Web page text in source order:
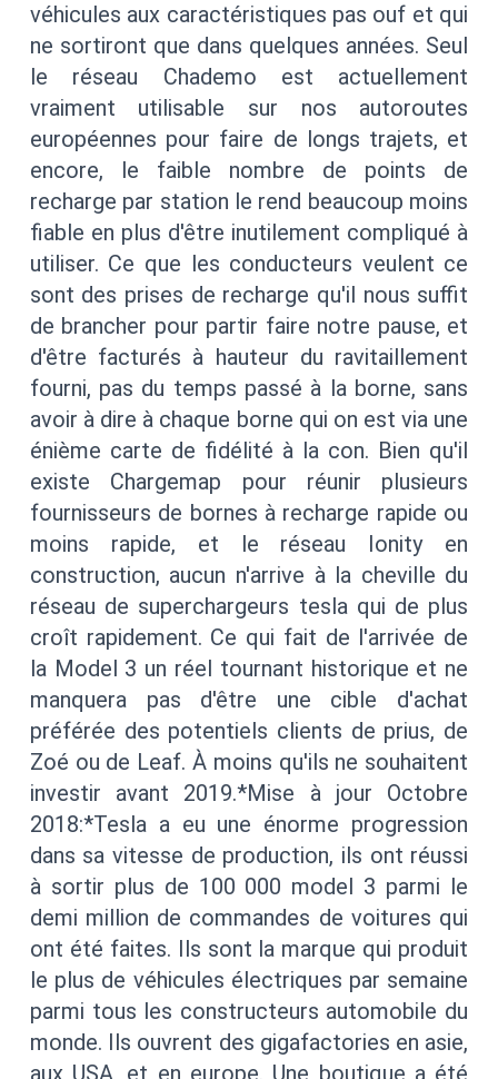
véhicules aux caractéristiques pas ouf et qui
ne sortiront que dans quelques années. Seul
le réseau Chademo est actuellement
vraiment utilisable sur nos autoroutes
européennes pour faire de longs trajets, et
encore, le faible nombre de points de
recharge par station le rend beaucoup moins
fiable en plus d'être inutilement compliqué à
utiliser. Ce que les conducteurs veulent ce
sont des prises de recharge qu'il nous suffit
de brancher pour partir faire notre pause, et
d'être facturés à hauteur du ravitaillement
fourni, pas du temps passé à la borne, sans
avoir à dire à chaque borne qui on est via une
énième carte de fidélité à la con. Bien qu'il
existe Chargemap pour réunir plusieurs
fournisseurs de bornes à recharge rapide ou
moins rapide, et le réseau Ionity en
construction, aucun n'arrive à la cheville du
réseau de superchargeurs tesla qui de plus
croît rapidement. Ce qui fait de l'arrivée de
la Model 3 un réel tournant historique et ne
manquera pas d'être une cible d'achat
préférée des potentiels clients de prius, de
Zoé ou de Leaf. À moins qu'ils ne souhaitent
investir avant 2019.*Mise à jour Octobre
2018:*Tesla a eu une énorme progression
dans sa vitesse de production, ils ont réussi
à sortir plus de 100 000 model 3 parmi le
demi million de commandes de voitures qui
ont été faites. Ils sont la marque qui produit
le plus de véhicules électriques par semaine
parmi tous les constructeurs automobile du
monde. Ils ouvrent des gigafactories en asie,
aux USA, et en europe. Une boutique a été